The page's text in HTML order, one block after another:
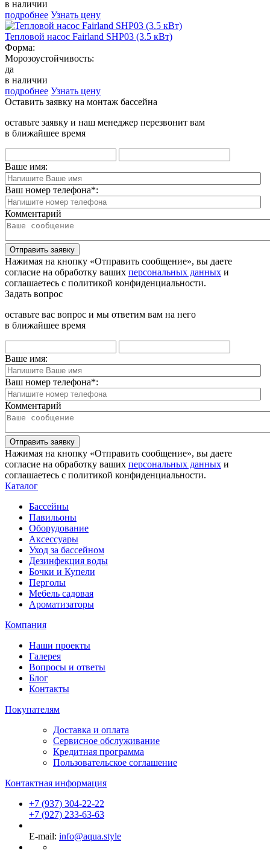
в наличии
подробнее Узнать цену
Тепловой насос Fairland SHP03 (3.5 кВт)
Форма:
Морозоустойчивость:
да
в наличии
подробнее Узнать цену
Оставить заявку на монтаж бассейна
оставьте заявку и наш менеджер перезвонит вам
в ближайшее время
Ваше имя:
Ваш номер телефона*:
Комментарий
Отправить заявку
Нажимая на кнопку «Отправить сообщение», вы даете
согласие на обработку ваших персональных данных и
соглашаетесь с политикой конфиденциальности.
Задать вопрос
оставьте вас вопрос и мы ответим вам на него
в ближайшее время
Ваше имя:
Ваш номер телефона*:
Комментарий
Отправить заявку
Нажимая на кнопку «Отправить сообщение», вы даете
согласие на обработку ваших персональных данных и
соглашаетесь с политикой конфиденциальности.
Каталог
Бассейны
Павильоны
Оборудование
Аксессуары
Уход за бассейном
Дезинфекция воды
Бочки и Купели
Перголы
Мебель садовая
Ароматизаторы
Компания
Наши проекты
Галерея
Вопросы и ответы
Блог
Контакты
Покупателям
Доставка и оплата
Сервисное обслуживание
Кредитная программа
Пользовательское соглашение
Контактная информация
+7 (937) 304-22-22
+7 (927) 233-63-63
E-mail: info@aqua.style